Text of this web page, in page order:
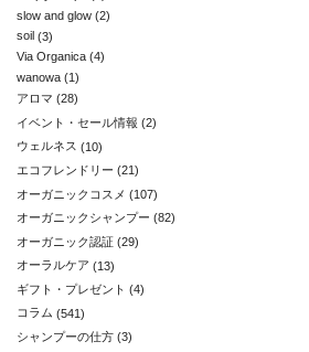
slow and glow (2)
soil (3)
Via Organica (4)
wanowa (1)
アロマ (28)
イベント・セール情報 (2)
ウェルネス (10)
エコフレンドリー (21)
オーガニックコスメ (107)
オーガニックシャンプー (82)
オーガニック認証 (29)
オーラルケア (13)
ギフト・プレゼント (4)
コラム (541)
シャンプーの仕方 (3)